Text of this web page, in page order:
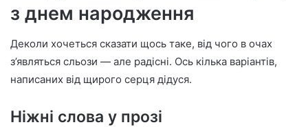
з днем народження
Деколи хочеться сказати щось таке, від чого в очах
з’являться сльози — але радісні. Ось кілька варіантів,
написаних від щирого серця дідуся.
Ніжні слова у прозі